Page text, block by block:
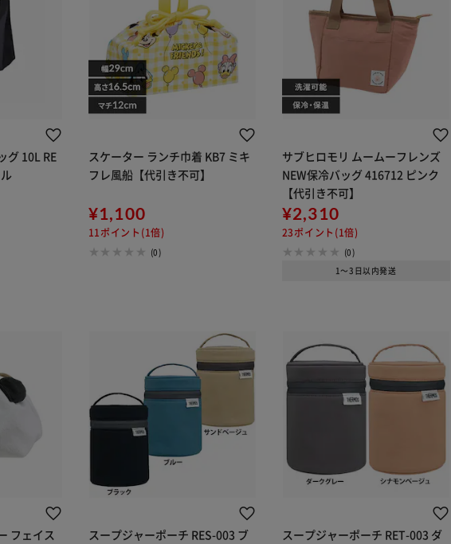
グ 10L RE
スケーター ランチ巾着 KB7 ミキ
フレ風船【代引き不可】
¥1,100
11ポイント(1倍)
(0)
サブヒロモリ ムームーフレンズ
NEW保冷バッグ 416712 ピンク
【代引き不可】
¥2,310
23ポイント(1倍)
(0)
1～3日以内発送
フェイス
スープジャーポーチ RES-003 ブ
スープジャーポーチ RET-003 ダ